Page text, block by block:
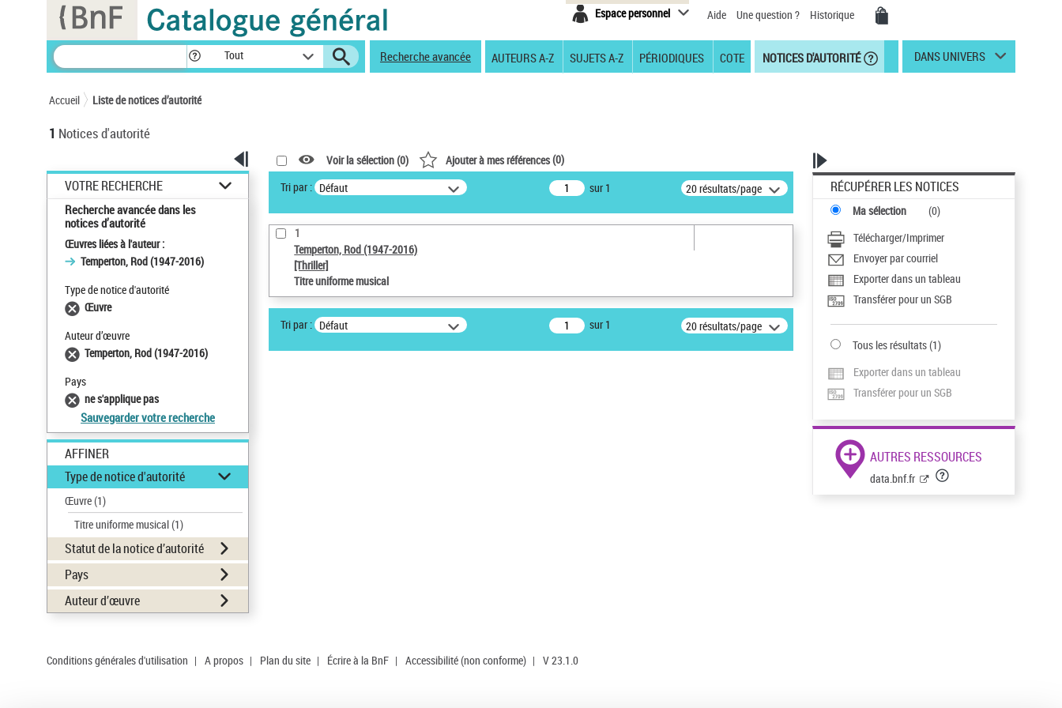
Espace personnel Aide Une question ? Historique
Tout Recherche avancée AUTEURS A-Z SUJETS A-Z PÉRIODIQUES COTE NOTICES D'AUTORITÉ DANS UNIVERS
Accueil Liste de notices d’autorité
1 Notices d'autorité
VOTRE RECHERCHE
Recherche avancée dans les
notices d’autorité
Œuvres liées à l'auteur :
Temperton, Rod (1947-2016)
Type de notice d'autorité
Œuvre
Auteur d’œuvre
Temperton, Rod (1947-2016)
Pays
ne s'applique pas
Sauvegarder votre recherche
AFFINER
Type de notice d'autorité
Œuvre(1)
Titre uniforme musical(1)
Statut de la notice d’autorité
Pays
Auteur d’œuvre
Voir la sélection (0) Ajouter à mes références(0)
Tri par : Défaut sur 1 20 résultats/page
1
Temperton, Rod (1947-2016)
[Thriller]
Titre uniforme musical
Tri par : Défaut sur 1 20 résultats/page
RÉCUPÉRER LES NOTICES
Ma sélection (0)
Télécharger/Imprimer
Envoyer par courriel
Exporter dans un tableau
Transférer pour un SGB
Tous les résultats(1)
Exporter dans un tableau
Transférer pour un SGB
AUTRES RESSOURCES
data.bnf.fr
Conditions générales d'utilisation | A propos | Plan du site | Écrire à la BnF | Accessibilité (non conforme) | V 23.1.0
Panneau de gestion des cookies